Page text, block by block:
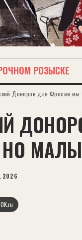
РОЗЫСКЕ
Доноров для Фросия мы
НО
OK.ru